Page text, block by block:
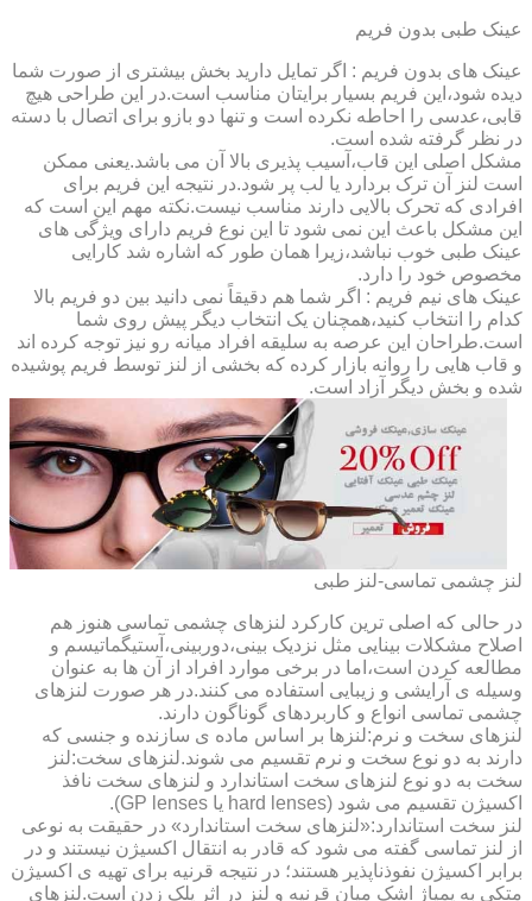
عینک طبی بدون فریم
عینک های بدون فریم : اگر تمایل دارید بخش بیشتری از صورت شما
دیده شود،این فریم بسیار برایتان مناسب است.در این طراحی هیچ
قابی،عدسی را احاطه نکرده است و تنها دو بازو برای اتصال با دسته
در نظر گرفته شده است.
مشکل اصلی این قاب،آسیب پذیری بالا آن می باشد.یعنی ممکن
است لنز آن ترک بردارد یا لب پر شود.در نتیجه این فریم برای
افرادی که تحرک بالایی دارند مناسب نیست.نکته مهم این است که
این مشکل باعث این نمی شود تا این نوع فریم دارای ویژگی های
عینک طبی خوب نباشد،زیرا همان طور که اشاره شد کارایی
مخصوص خود را دارد.
عینک های نیم فریم : اگر شما هم دقیقاً نمی دانید بین دو فریم بالا
کدام را انتخاب کنید،همچنان یک انتخاب دیگر پیش روی شما
است.طراحان این عرصه به سلیقه افراد میانه رو نیز توجه کرده اند
و قاب هایی را روانه بازار کرده که بخشی از لنز توسط فریم پوشیده
شده و بخش دیگر آزاد است.
لنز چشمی تماسی-لنز طبی
در حالی که اصلی ترین کارکرد لنزهای چشمی تماسی هنوز هم
اصلاح مشکلات بینایی مثل نزدیک بینی،دوربینی،آستیگماتیسم و
مطالعه کردن است،اما در برخی موارد افراد از آن ها به عنوان
وسیله ی آرایشی و زیبایی استفاده می کنند.در هر صورت لنزهای
چشمی تماسی انواع و کاربردهای گوناگون دارند.
لنزهای سخت و نرم:لنزها بر اساس ماده ی سازنده و جنسی که
دارند به دو نوع سخت و نرم تقسیم می شوند.لنزهای سخت:لنز
سخت به دو نوع لنزهای سخت استاندارد و لنزهای سخت نافذ
اکسیژن تقسیم می شود (hard lenses یا GP lenses).
لنز سخت استاندارد:«لنزهای سخت استاندارد» در حقیقت به نوعی
از لنز تماسی گفته می شود که قادر به انتقال اکسیژن نیستند و در
برابر اکسیژن نفوذناپذیر هستند؛ در نتیجه قرنیه برای تهیه ی اکسیژن
متکی به پمپاژ اشک میان قرنیه و لنز در اثر پلک زدن است.لنزهای